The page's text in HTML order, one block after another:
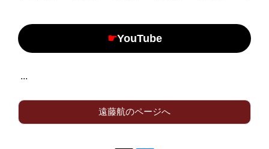
☛YouTube
...
遠藤航のページへ